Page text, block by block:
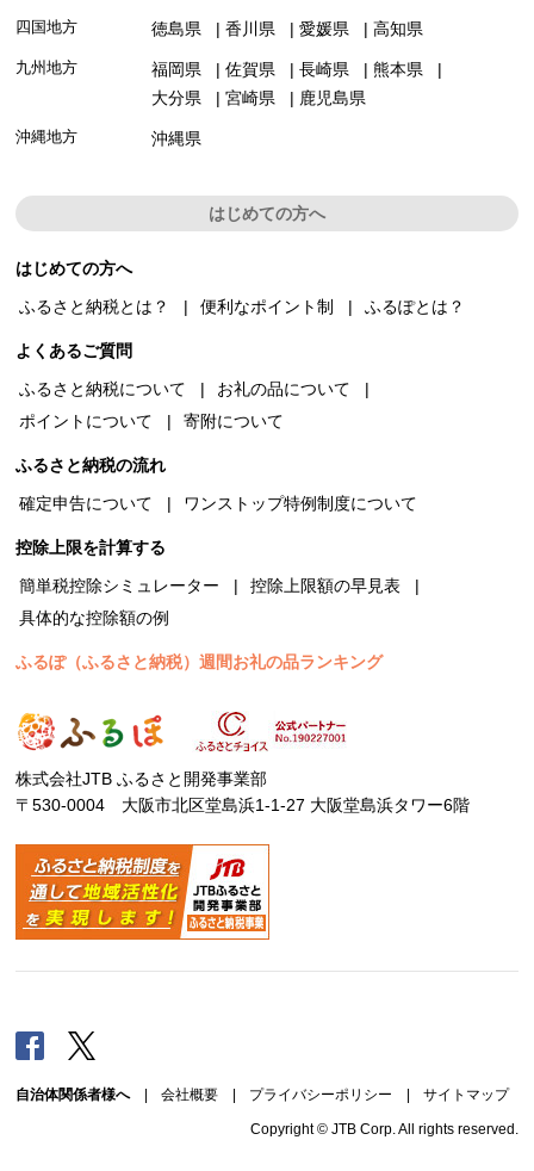
四国地方 徳島県 香川県 愛媛県 高知県
九州地方 福岡県 佐賀県 長崎県
熊本県
大分県
宮崎県 鹿児島県
沖縄地方 沖縄県
はじめての方へ
はじめての方へ
ふるさと納税とは？
便利なポイント制 ふるぽとは？
よくあるご質問
ふるさと納税について
お礼の品について
ポイントについて
寄附について
ふるさと納税の流れ
確定申告について
ワンストップ特例制度について
控除上限を計算する
簡単税控除シミュレーター
控除上限額の早見表
具体的な控除額の例
ふるぽ（ふるさと納税）週間お礼の品ランキング
株式会社JTB ふるさと開発事業部
〒530-0004 大阪市北区堂島浜1-1-27 大阪堂島浜タワー6階
Facebook
自治体関係者様へ| 会社概要 プライバシーポリシー サイトマップ
Copyright © JTB Corp. All rights reserved.